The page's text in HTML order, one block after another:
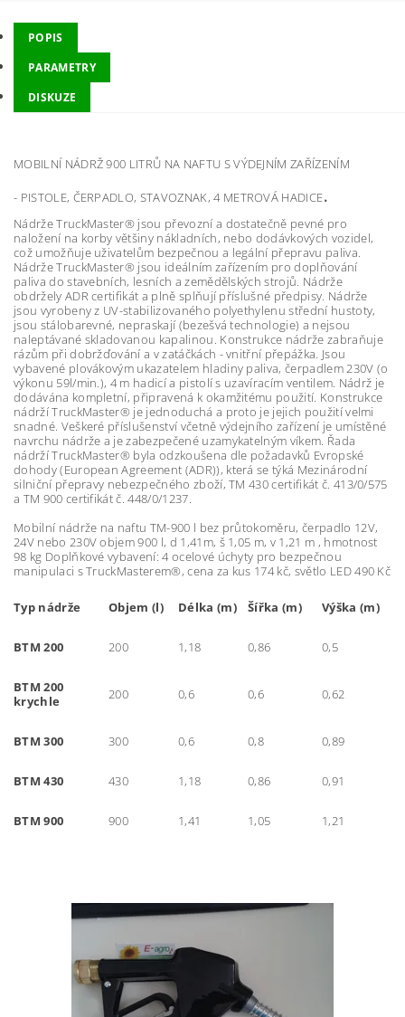
POPIS
PARAMETRY
DISKUZE
MOBILNÍ NÁDRŽ 900 LITRŮ NA NAFTU S VÝDEJNÍM ZAŘÍZENÍM
- PISTOLE, ČERPADLO, STAVOZNAK, 4 METROVÁ HADICE.
Nádrže TruckMaster® jsou převozní a dostatečně pevné pro
naložení na korby většiny nákladních, nebo dodávkových vozidel,
což umožňuje uživatelům bezpečnou a legální přepravu paliva.
Nádrže TruckMaster® jsou ideálním zařízením pro doplňování
paliva do stavebních, lesních a zemědělských strojů. Nádrže
obdržely ADR certifikát a plně splňují příslušné předpisy. Nádrže
jsou vyrobeny z UV-stabilizovaného polyethylenu střední hustoty,
jsou stálobarevné, nepraskají (bezešvá technologie) a nejsou
naleptávané skladovanou kapalinou. Konstrukce nádrže zabraňuje
rázům při dobržďování a v zatáčkách - vnitřní přepážka. Jsou
vybavené plovákovým ukazatelem hladiny paliva, čerpadlem 230V (o
výkonu 59l/min.), 4 m hadicí a pistolí s uzavíracím ventilem. Nádrž je
dodávána kompletní, připravená k okamžitému použití. Konstrukce
nádrží TruckMaster® je jednoduchá a proto je jejich použití velmi
snadné. Veškeré příslušenství včetně výdejního zařízení je umístěné
navrchu nádrže a je zabezpečené uzamykatelným víkem. Řada
nádrží TruckMaster® byla odzkoušena dle požadavků Evropské
dohody (European Agreement (ADR)), která se týká Mezinárodní
silniční přepravy nebezpečného zboží, TM 430 certifikát č. 413/0/575
a TM 900 certifikát č. 448/0/1237.
Mobilní nádrže na naftu TM-900 l bez průtokoměru, čerpadlo 12V,
24V nebo 230V objem 900 l, d 1,41m, š 1,05 m, v 1,21 m , hmotnost
98 kg Doplňkové vybavení: 4 ocelové úchyty pro bezpečnou
manipulaci s TruckMasterem®, cena za kus 174 kč, světlo LED 490 Kč
Typ nádrže Objem (l) Délka (m) Šířka (m) Výška (m)
BTM 200 200 1,18 0,86 0,5
BTM 200
krychle
200 0,6 0,6 0,62
BTM 300 300 0,6 0,8 0,89
BTM 430 430 1,18 0,86 0,91
BTM 900 900 1,41 1,05 1,21